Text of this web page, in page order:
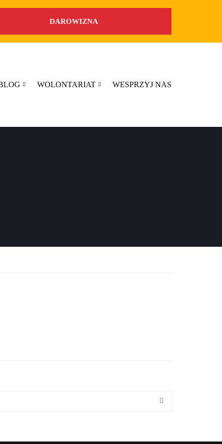
DAROWIZNA
WOLONTARIAT WESPRZYJ NAS